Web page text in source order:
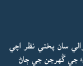
سان پختي نظر اچي
جي گُهرجن جي ڄاڻ